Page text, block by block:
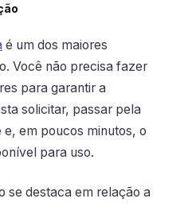
é um dos maiores
Você não precisa fazer
para garantir a
solicitar, passar pela
em poucos minutos, o
para uso.
se destaca em relação a